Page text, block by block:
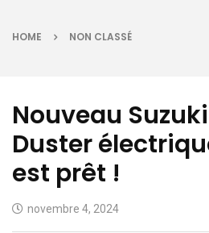
HOME NON CLASSÉ
Nouveau
Duster
est prêt !
novembre 4, 2024